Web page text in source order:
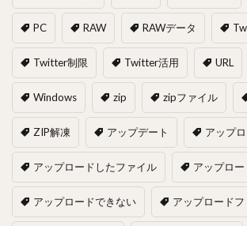
PC RAW RAWデータ
Twitter制限 Twitter活用 URL
Windows zip zipファイル
ZIP解凍 アップデート アップ
アップロードしたファイル アップロー
アップロードできない アップロード